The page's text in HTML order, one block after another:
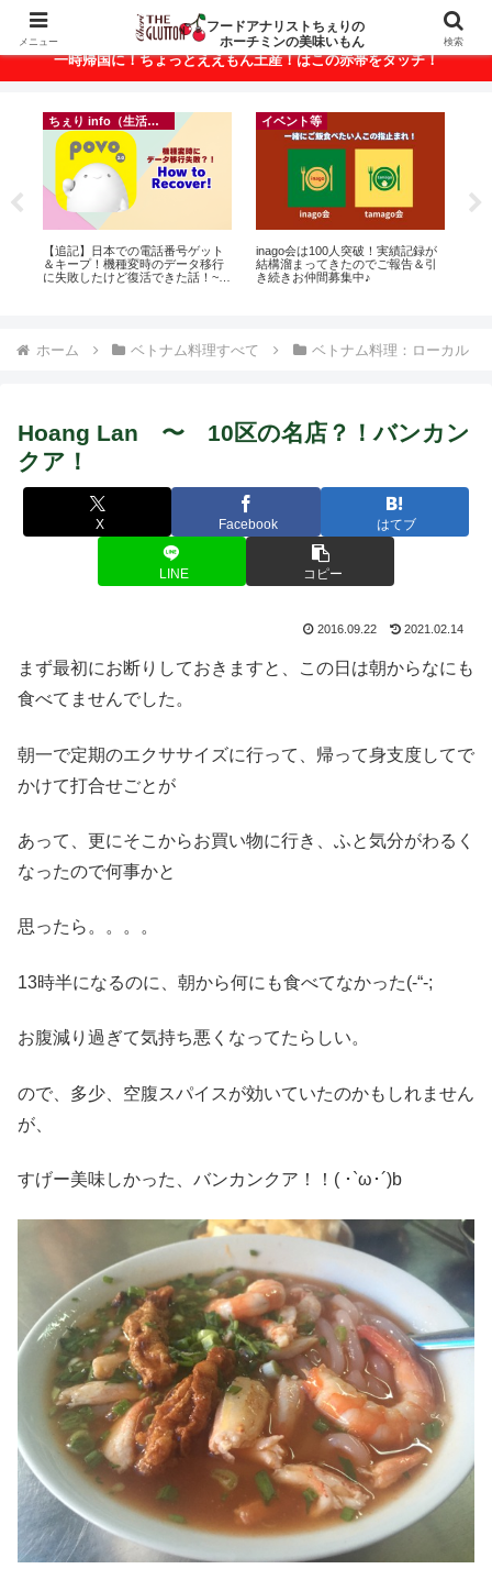
ベトナム・ホーチミンの美味いもんが満載！
一時帰国に！ちょっとええもん土産！はこの赤帯をタッチ！
ちぇり info（生活情報）
【追記】日本での電話番号ゲット
＆キープ！機種変時のデータ移行
に失敗したけど復活できた話！~
イベント等
inago会は100人突破！実績記録が
結構溜まってきたのでご報告＆引
き続きお仲間募集中♪
ホーム ベトナム料理すべて ベトナム料理：ローカル
Hoang Lan 〜 10区の名店？！バンカン
クア！
X Facebook はてブ
LINE コピー
2016.09.22 2021.02.14
まず最初にお断りしておきますと、この日は朝からなにも
食べてませんでした。
朝一で定期のエクササイズに行って、帰って身支度してで
かけて打合せごとが
あって、更にそこからお買い物に行き、ふと気分がわるく
なったので何事かと
思ったら。。。。
13時半になるのに、朝から何にも食べてなかった(-“-;
お腹減り過ぎて気持ち悪くなってたらしい。
ので、多少、空腹スパイスが効いていたのかもしれません
が、
すげー美味しかった、バンカンクア！！( ･`ω･´)b
メニュー
フードアナリストちぇりの
ホーチミンの美味いもん
検索